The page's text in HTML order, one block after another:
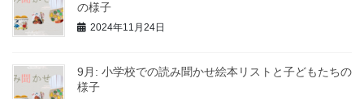
の様子
2024年11月24日
9月: 小学校での読み聞かせ絵本リストと子どもたちの
様子